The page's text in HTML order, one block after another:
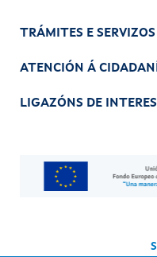
TRÁMITES E SERVIZOS
ATENCIÓN Á
LIGAZÓNS DE